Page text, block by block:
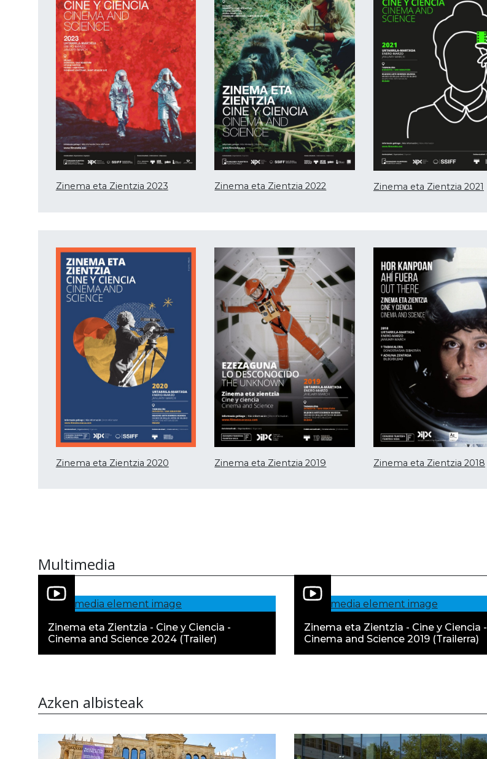
Zinema eta Zientzia 2023 Zinema eta Zientzia 2022 Zinema eta Zientzia 2021
Zinema eta Zientzia 2020 Zinema eta Zientzia 2019 Zinema eta Zientzia 2018
Multimedia
Zinema eta Zientzia - Cine y Ciencia -
Cinema and Science 2024 (Trailer)
Zinema eta Zientzia - Cine y Ciencia -
Cinema and Science 2019 (Trailerra)
Azken albisteak